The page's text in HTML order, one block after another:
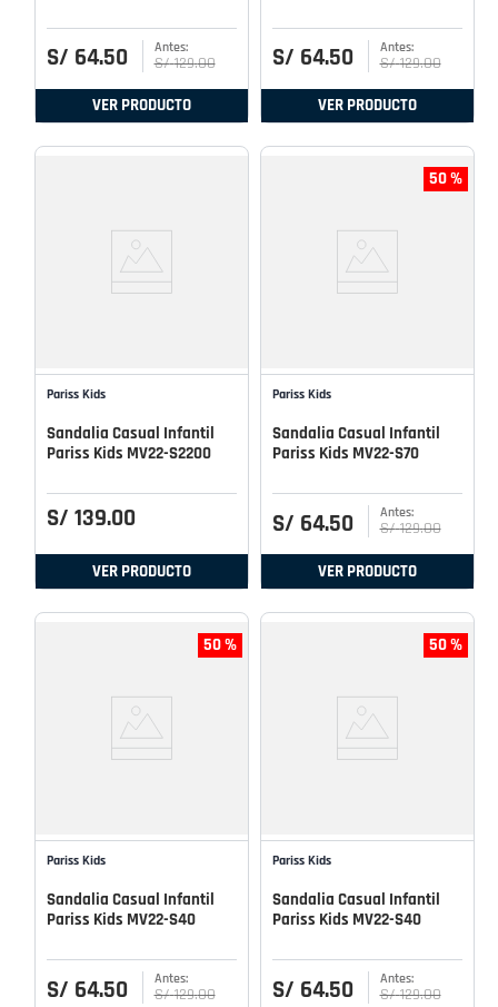
S/ 64.50 S/ 129.00
VER PRODUCTO
S/ 64.50 S/ 129.00
VER PRODUCTO
Pariss Kids
Sandalia Casual Infantil
Pariss Kids MV22-S2200
S/ 139.00
VER PRODUCTO
50 %
Pariss Kids
Sandalia Casual Infantil
Pariss Kids MV22-S70
S/ 64.50 S/ 129.00
VER PRODUCTO
50 %
Pariss Kids
Sandalia Casual Infantil
Pariss Kids MV22-S40
S/ 64.50 S/ 129.00
50 %
Pariss Kids
Sandalia Casual Infantil
Pariss Kids MV22-S40
S/ 64.50 S/ 129.00